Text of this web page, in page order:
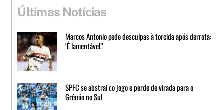
Últimas Notícias
Marcos Antonio pede desculpas à torcida após derrota:
‘É lamentável!’
SPFC se abstrai do jogo e perde de virada para o
Grêmio no Sul